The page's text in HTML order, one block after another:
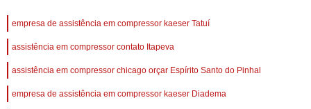
empresa de assistência em compressor kaeser Tatuí
assistência em compressor contato Itapeva
assistência em compressor chicago orçar Espírito Santo do Pinhal
empresa de assistência em compressor kaeser Diadema